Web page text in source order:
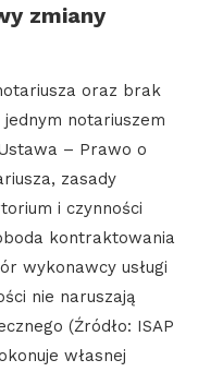
zmiany
oraz brak
notariuszem
– Prawo o
zasady
i czynności
kontraktowania
wykonawcy usługi
nie naruszają
(Źródło: ISAP
własnej